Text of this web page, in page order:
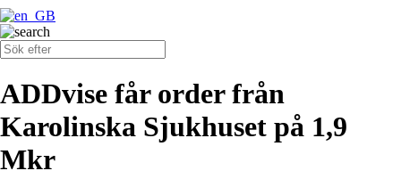
ADDvise får order från
Karolinska Sjukhuset på 1,9
Mkr